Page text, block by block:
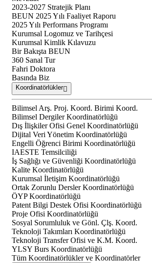
2023-2027 Stratejik Planı
BEUN 2025 Yılı Faaliyet Raporu
2025 Yılı Performans Programı
Kurumsal Logomuz ve Tarihçesi
Kurumsal Kimlik Kılavuzu
Bir Bakışta BEUN
360 Sanal Tur
Fahri Doktora
Basında Biz
Koordinatörlükler
Bilimsel Arş. Proj. Koord. Birimi Koord.
Bilimsel Dergiler Koordinatörlüğü
Dış İlişkiler Ofisi Genel Koordinatörlüğü
Dijital Veri Yönetim Koordinatörlüğü
Engelli Öğrenci Birimi Koordinatörlüğü
IAESTE Temsilciliği
İş Sağlığı ve Güvenliği Koordinatörlüğü
Kalite Koordinatörlüğü
Kurumsal İletişim Koordinatörlüğü
Ortak Zorunlu Dersler Koordinatörlüğü
ÖYP Koordinatörlüğü
Patent Bilgi Destek Ofisi Koordinatörlüğü
Proje Ofisi Koordinatörlüğü
Sosyal Sorumluluk ve Gönl. Çlş. Koord.
Teknoloji Takımları Koordinatörlüğü
Teknoloji Transfer Ofisi ve K.M. Koord.
YLSY Burs Koordinatörlüğü
Tüm Koordinatörlükler ve Koordinatörler